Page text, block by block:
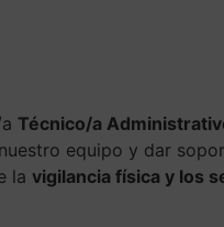
Técnico/a
equipo y dar
la vigilancia física y los